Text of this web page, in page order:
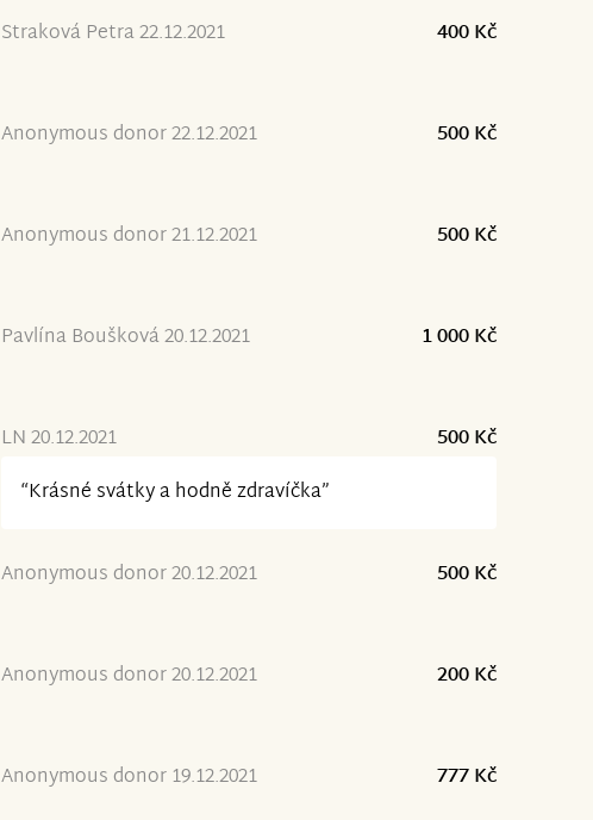
Straková Petra 22.12.2021 400 Kč
Anonymous donor 22.12.2021 500 Kč
Anonymous donor 21.12.2021 500 Kč
Pavlína Boušková 20.12.2021 1 000 Kč
LN 20.12.2021
500 Kč
“Krásné svátky a hodně zdravíčka”
Anonymous donor 20.12.2021 500 Kč
Anonymous donor 20.12.2021 200 Kč
Anonymous donor 19.12.2021 777 Kč